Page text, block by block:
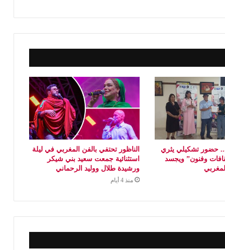
حضور تشكيلي يثري
وفنون” ويجسد
الناظور تحتفي بالفن المغربي في ليلة
استثنائية جمعت سعيد بني شيكر
ورشيدة طلال ووليد الرحماني
منذ 4 أيام